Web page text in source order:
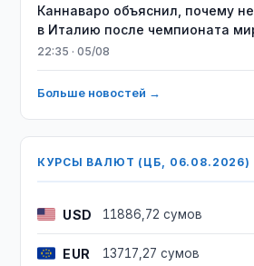
Каннаваро объяснил, почему
в Италию после чемпионата
22:35 · 05/08
Больше новостей →
КУРСЫ ВАЛЮТ (ЦБ, 06.08.2026)
USD 11886,72 сумов
EUR 13717,27 сумов